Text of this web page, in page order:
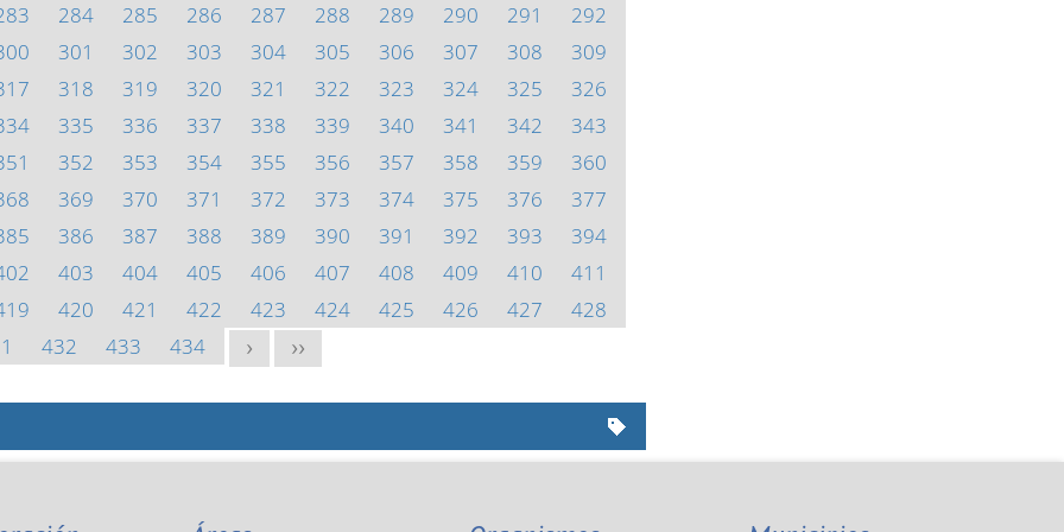
284 285 286 287 288 289 290 291
292
301 302 303 304 305 306 307 308
309
318 319 320 321 322 323 324 325
326
335 336 337 338 339 340 341 342
343
352 353 354 355 356 357 358 359
360
369 370 371 372 373 374 375 376
377
386 387 388 389 390 391 392 393
394
403 404 405 406 407 408 409 410
411
420 421 422 423 424 425 426 427
428
432 433 434 > >>